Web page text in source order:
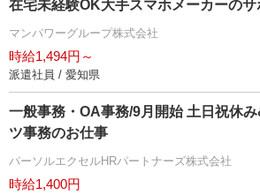
在宅未経験OK大手スマホメーカーのサ
マンパワーグループ株式会社
時給1,494円～
派遣社員 / 愛知県
一般事務・OA事務/9月開始 土日祝休
ツ事務のお仕事
パーソルエクセルHRパートナーズ株式会社
時給1,400円